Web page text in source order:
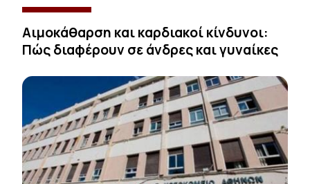
Αιμοκάθαρση και καρδιακοί κίνδυνοι:
Πώς διαφέρουν σε άνδρες και γυναίκες